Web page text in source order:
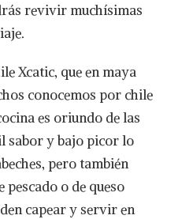
revivir muchísimas
Xcatic, que en maya
conocemos por chile
es oriundo de las
sabor y bajo picor lo
pero también
pescado o de queso
capear y servir en